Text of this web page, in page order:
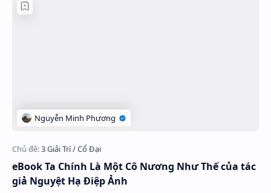
eBook Ta Chính Là Một Cô Nương Như Thế của tác
giả Nguyệt Hạ Điệp Ảnh